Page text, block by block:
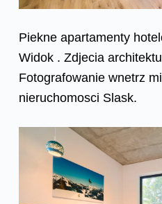
Piekne apartamenty
Widok . Zdjecia
Fotografowanie wnetrz
nieruchomosci Slask.